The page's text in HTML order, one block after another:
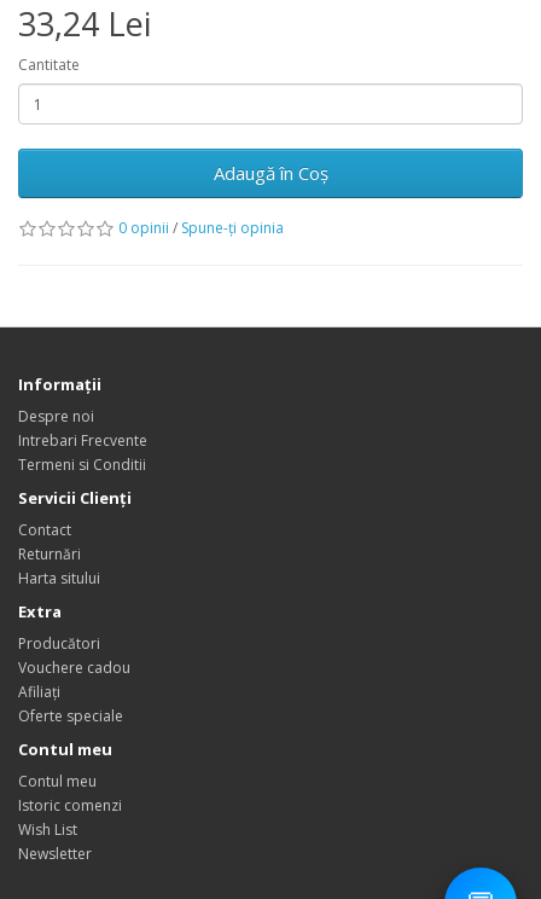
33,24 Lei
Cantitate
Adaugă în Coş
0 opinii / Spune-ţi opinia
Informaţii
Despre noi
Intrebari Frecvente
Termeni si Conditii
Servicii Clienţi
Contact
Returnări
Harta sitului
Extra
Producători
Vouchere cadou
Afiliaţi
Oferte speciale
Contul meu
Contul meu
Istoric comenzi
Wish List
Newsletter